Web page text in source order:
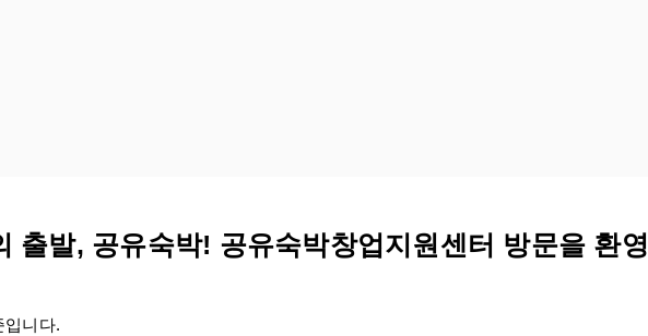
출발, 공유숙박! 공유숙박창업지원센터 방문을 환
입니다.